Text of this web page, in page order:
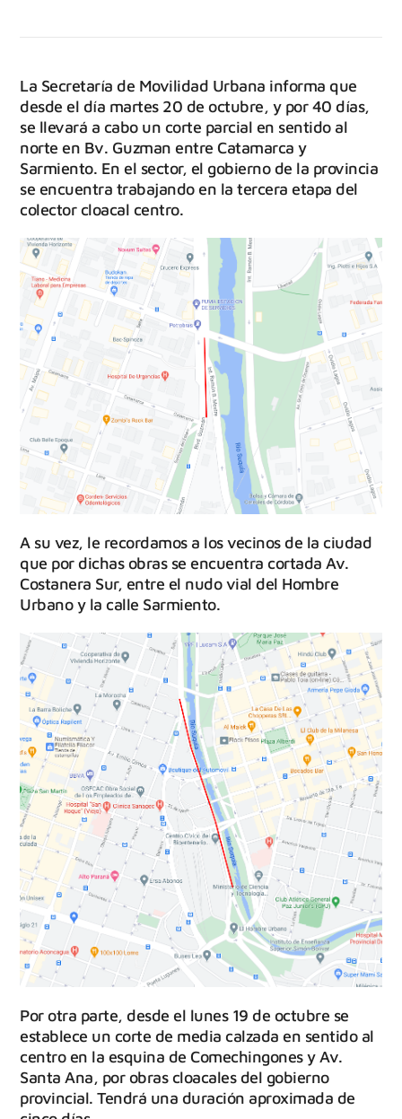
La Secretaría de Movilidad Urbana informa que
desde el día martes 20 de octubre, y por 40 días,
se llevará a cabo un corte parcial en sentido al
norte en Bv. Guzman entre Catamarca y
Sarmiento. En el sector, el gobierno de la provincia
se encuentra trabajando en la tercera etapa del
colector cloacal centro.
A su vez, le recordamos a los vecinos de la ciudad
que por dichas obras se encuentra cortada Av.
Costanera Sur, entre el nudo vial del Hombre
Urbano y la calle Sarmiento.
Por otra parte, desde el lunes 19 de octubre se
establece un corte de media calzada en sentido al
centro en la esquina de Comechingones y Av.
Santa Ana, por obras cloacales del gobierno
provincial. Tendrá una duración aproximada de